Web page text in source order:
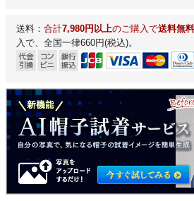
送料： 合計7,980円以上のご購入で送料無料
入で、全国一律660円(税込)。